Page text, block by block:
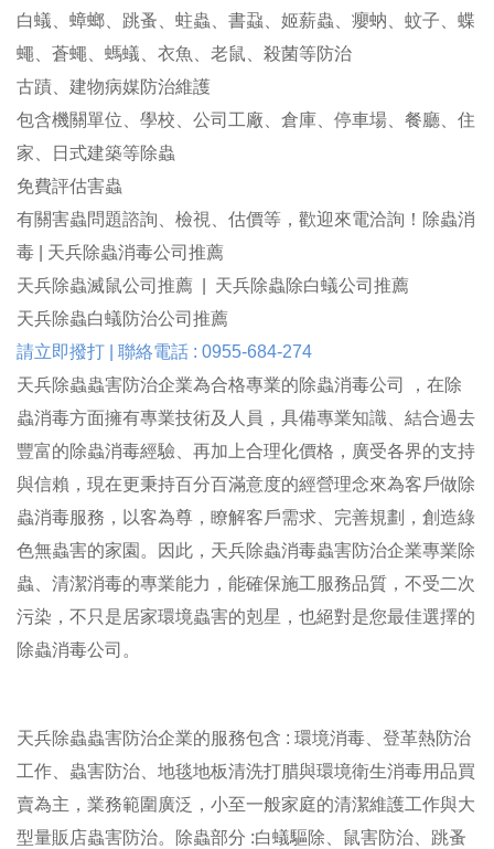
白蟻、蟑螂、跳蚤、蛀蟲、書蝨、姬薪蟲、癭蚋、蚊子、蝶
蠅、蒼蠅、螞蟻、衣魚、老鼠、殺菌等防治
古蹟、建物病媒防治維護
包含機關單位、學校、公司工廠、倉庫、停車場、餐廳、住
家、日式建築等除蟲
免費評估害蟲
有關害蟲問題諮詢、檢視、估價等，歡迎來電洽詢！除蟲消
毒 | 天兵除蟲消毒公司推薦
天兵除蟲滅鼠公司推薦 | 天兵除蟲除白蟻公司推薦
天兵除蟲白蟻防治公司推薦
請立即撥打 | 聯絡電話 : 0955-684-274
天兵除蟲蟲害防治企業為合格專業的除蟲消毒公司 ，在除
蟲消毒方面擁有專業技術及人員，具備專業知識、結合過去
豐富的除蟲消毒經驗、再加上合理化價格，廣受各界的支持
與信賴，現在更秉持百分百滿意度的經營理念來為客戶做除
蟲消毒服務，以客為尊，瞭解客戶需求、完善規劃，創造綠
色無蟲害的家園。因此，天兵除蟲消毒蟲害防治企業專業除
蟲、清潔消毒的專業能力，能確保施工服務品質，不受二次
污染，不只是居家環境蟲害的剋星，也絕對是您最佳選擇的
除蟲消毒公司。
天兵除蟲蟲害防治企業的服務包含 : 環境消毒、登革熱防治
工作、蟲害防治、地毯地板清洗打腊與環境衛生消毒用品買
賣為主，業務範圍廣泛，小至一般家庭的清潔維護工作與大
型量販店蟲害防治。
除蟲部分 :白蟻驅除、鼠害防治、跳蚤